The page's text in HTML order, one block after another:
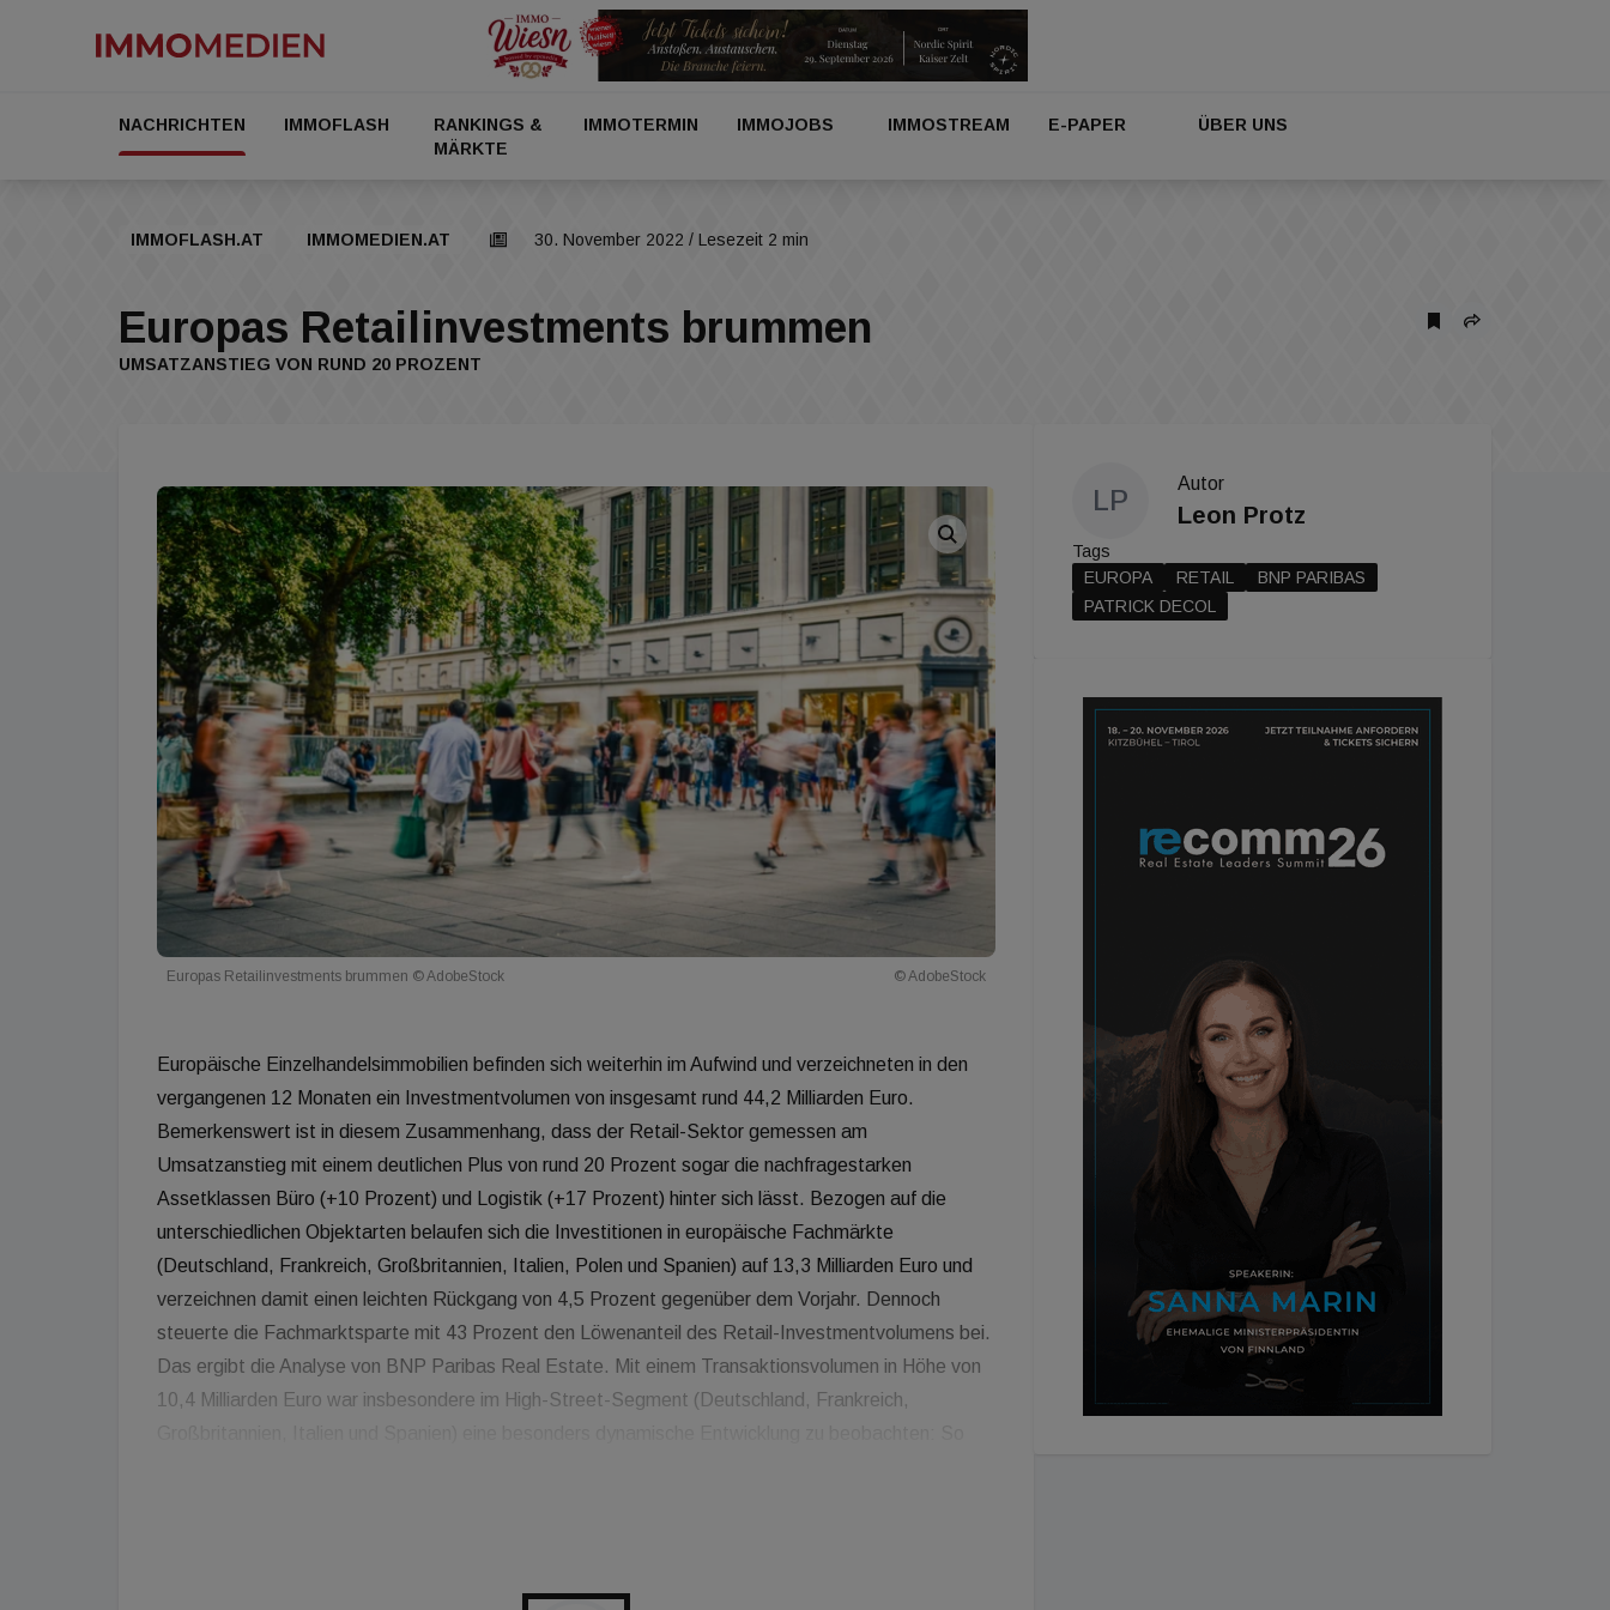
NACHRICHTEN IMMOFLASH
RANKINGS &
MÄRKTE
IMMOTERMIN IMMOJOBS IMMOSTREAM E-PAPER ÜBER UNS
IMMOFLASH.AT IMMOMEDIEN.AT 30. November 2022 / Lesezeit 2 min
Europas Retailinvestments brummen
UMSATZANSTIEG VON RUND 20 PROZENT
Europas Retailinvestments brummen © AdobeStock © AdobeStock
Europäische Einzelhandelsimmobilien befinden sich weiterhin im Aufwind und verzeichneten in den
vergangenen 12 Monaten ein Investmentvolumen von insgesamt rund 44,2 Milliarden Euro.
Bemerkenswert ist in diesem Zusammenhang, dass der Retail-Sektor gemessen am
Umsatzanstieg mit einem deutlichen Plus von rund 20 Prozent sogar die nachfragestarken
Assetklassen Büro (+10 Prozent) und Logistik (+17 Prozent) hinter sich lässt. Bezogen auf die
unterschiedlichen Objektarten belaufen sich die Investitionen in europäische Fachmärkte
(Deutschland, Frankreich, Großbritannien, Italien, Polen und Spanien) auf 13,3 Milliarden Euro und
verzeichnen damit einen leichten Rückgang von 4,5 Prozent gegenüber dem Vorjahr. Dennoch
steuerte die Fachmarktsparte mit 43 Prozent den Löwenanteil des Retail-Investmentvolumens bei.
Das ergibt die Analyse von BNP Paribas Real Estate. Mit einem Transaktionsvolumen in Höhe von
10,4 Milliarden Euro war insbesondere im High-Street-Segment (Deutschland, Frankreich,
und Spanien) von einer vergleichsweise stärkeren Investorennachfrage und verbuchten einen
LP
Autor
Leon Protz
Tags
EUROPA
RETAIL
BNP PARIBAS
PATRICK DECOL